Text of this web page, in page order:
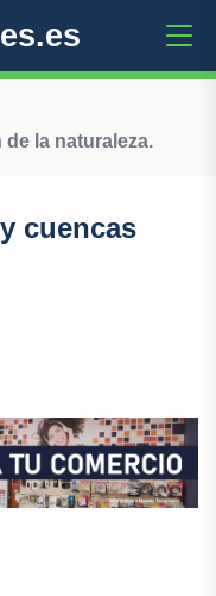
la naturaleza.
cuencas